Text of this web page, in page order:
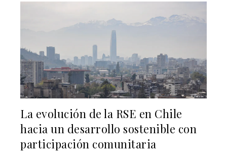
La evolución de la RSE en Chile
hacia un desarrollo sostenible con
participación comunitaria